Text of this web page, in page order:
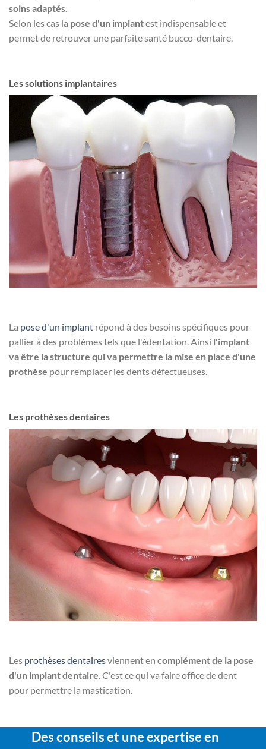
soins adaptés.
Selon les cas la pose d'un implantest indispensable et
permet de retrouver une parfaite santé bucco-dentaire.
Les solutions implantaires
La pose d'un implant répond à des besoins spécifiques pour
pallier à des problèmes tels que l'édentation. Ainsi l'implant
va être la structure qui va permettre la mise en place d'une
prothèse pour remplacer les dents défectueuses.
Les prothèses dentaires
Les prothèses dentairesviennent en complément de la pose
d'un implant dentaire . C'est ce qui va faire office de dent
pour permettre la mastication.
Des conseils et une expertise en